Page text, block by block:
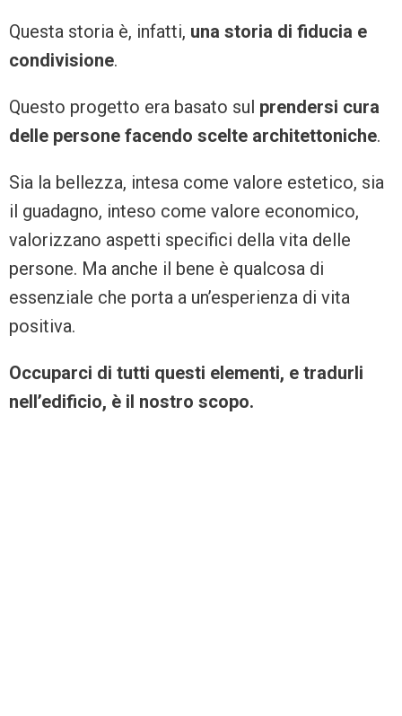
Questa storia è, infatti, una storia di fiducia e
condivisione.
Questo progetto era basato sul prendersi cura
delle persone facendo scelte architettoniche.
Sia la bellezza, intesa come valore estetico, sia
il guadagno, inteso come valore economico,
valorizzano aspetti specifici della vita delle
persone. Ma anche il bene è qualcosa di
essenziale che porta a un’esperienza di vita
positiva.
Occuparci di tutti questi elementi, e tradurli
nell’edificio, è il nostro scopo.